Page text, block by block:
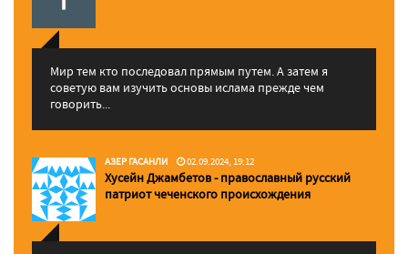
Мир тем кто последовал прямым путем. А затем я
советую вам изучить основы ислама прежде чем
говорить...
АЗЕР ГАСАНЛИ 02.09.2024, 19:12
Хусейн Джамбетов - православный русский
патриот чеченского происхождения